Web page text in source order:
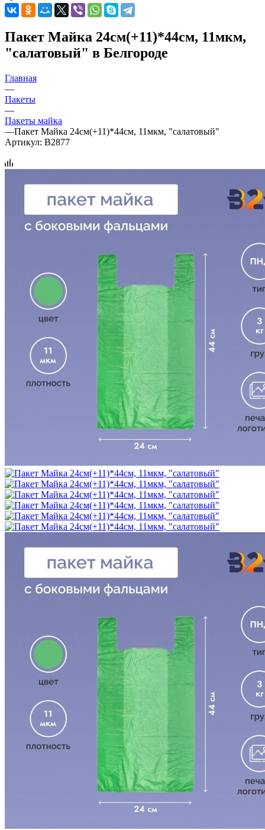
Пакет Майка 24см(+11)*44см, 11мкм,
"салатовый" в Белгороде
Главная
—
Пакеты
—
Пакеты майка
—Пакет Майка 24см(+11)*44см, 11мкм, "салатовый"
Артикул: B2877